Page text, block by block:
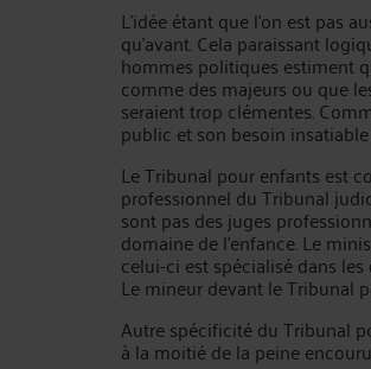
L’idée étant que l’on est pas
qu’avant. Cela paraissant
hommes politiques estiment
comme des majeurs ou que
seraient trop clémentes.
public et son besoin
Le Tribunal pour enfants est
professionnel du Tribunal
sont pas des juges
domaine de l’enfance. Le
celui-ci est spécialisé dans
Le mineur devant le Tribunal
Autre spécificité du Tribunal
à la moitié de la peine